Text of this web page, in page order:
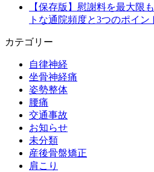
【保存版】慰謝料を最大限
トな通院頻度と3つのポイン
カテゴリー
自律神経
坐骨神経痛
姿勢整体
腰痛
交通事故
お知らせ
未分類
産後骨盤矯正
肩こり